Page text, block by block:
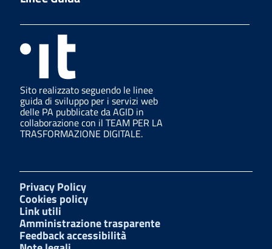
Sito realizzato seguendo le linee
guida di sviluppo per i servizi web
delle PA pubblicate da AGID in
collaborazione con il TEAM PER LA
TRASFORMAZIONE DIGITALE.
Privacy Policy
Cookies policy
Link utili
Amministrazione trasparente
Feedback accessibilità